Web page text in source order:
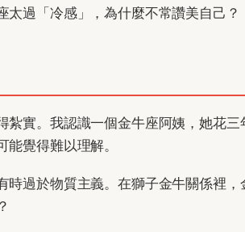
過「冷感」，為什麼不常讚美自己？
實。我認識一個金牛座阿姨，她花三
覺得難以理解。
過於物質主義。在獅子金牛關係裡，